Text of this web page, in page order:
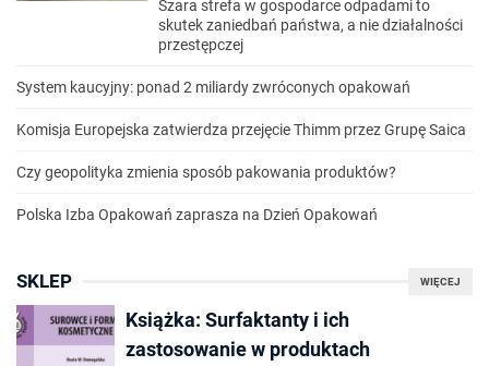
Szara strefa w gospodarce odpadami to
skutek zaniedbań państwa, a nie działalności
przestępczej
System kaucyjny: ponad 2 miliardy zwróconych opakowań
Komisja Europejska zatwierdza przejęcie Thimm przez Grupę Saica
Czy geopolityka zmienia sposób pakowania produktów?
Polska Izba Opakowań zaprasza na Dzień Opakowań
WIĘCEJ
SKLEP
Książka: Surfaktanty i ich
zastosowanie w produktach